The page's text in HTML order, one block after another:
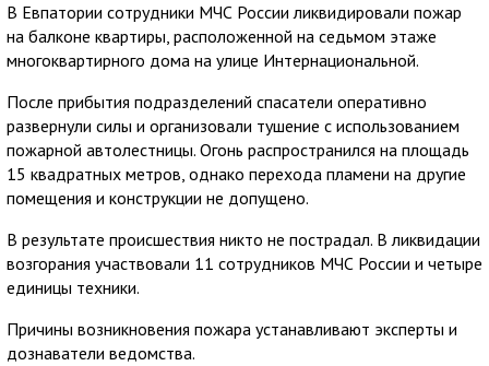
В Евпатории сотрудники МЧС России ликвидировали пожар
на балконе квартиры, расположенной на седьмом этаже
многоквартирного дома на улице Интернациональной.
После прибытия подразделений спасатели оперативно
развернули силы и организовали тушение с использованием
пожарной автолестницы. Огонь распространился на площадь
15 квадратных метров, однако перехода пламени на другие
помещения и конструкции не допущено.
В результате происшествия никто не пострадал. В ликвидации
возгорания участвовали 11 сотрудников МЧС России и четыре
единицы техники.
Причины возникновения пожара устанавливают эксперты и
дознаватели ведомства.